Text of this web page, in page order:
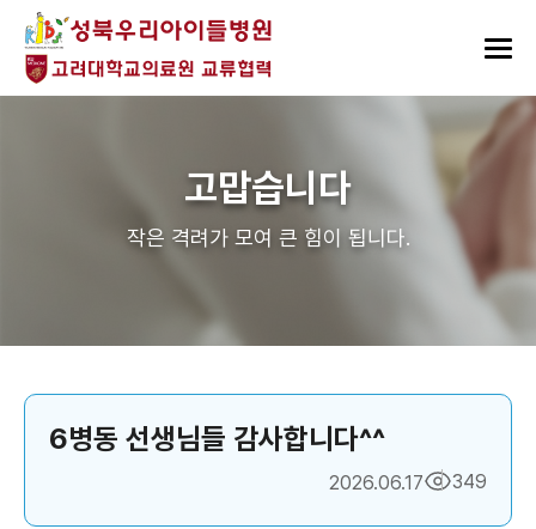
고맙습니다
작은 격려가 모여 큰 힘이 됩니다.
6병동 선생님들 감사합니다^^
2026.06.17 349